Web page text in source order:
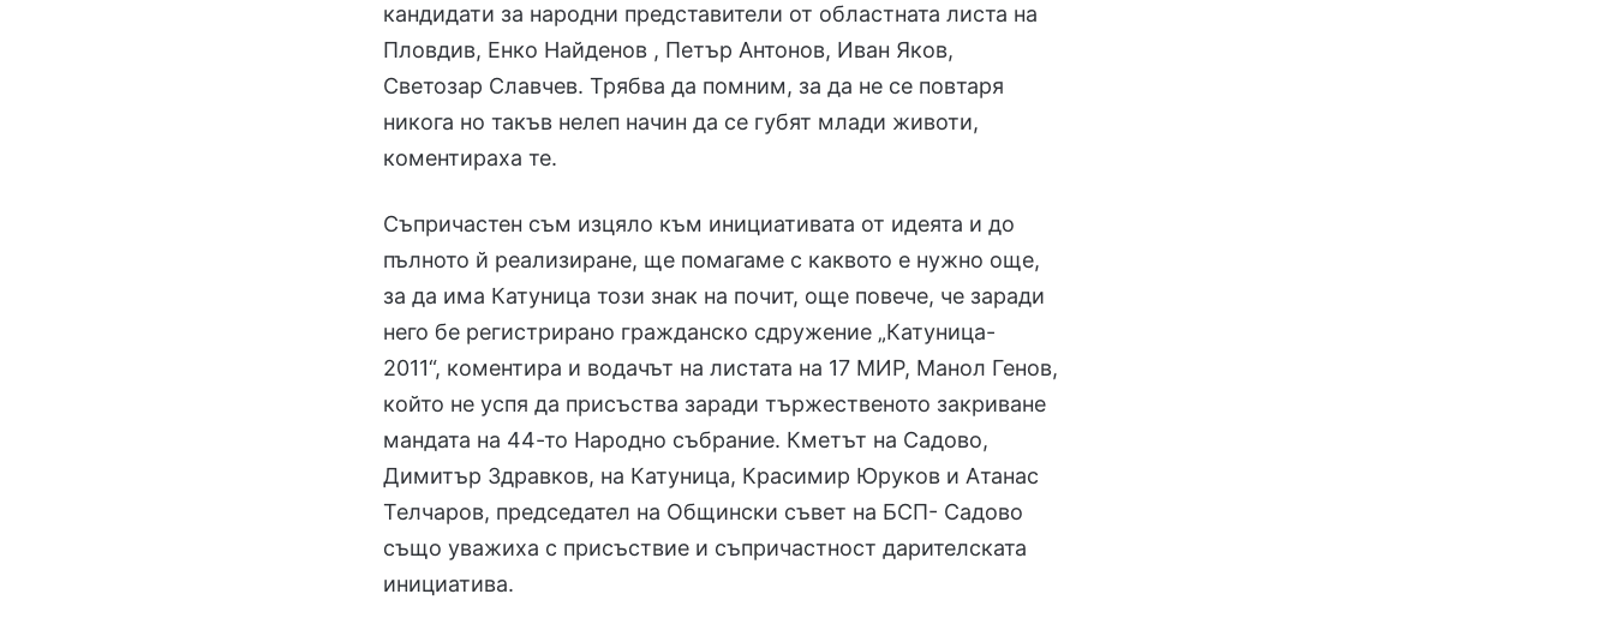
кандидати за народни представители от областната листа на
Пловдив, Енко Найденов , Петър Антонов, Иван Яков,
Светозар Славчев. Трябва да помним, за да не се повтаря
никога но такъв нелеп начин да се губят млади животи,
коментираха те.
Съпричастен съм изцяло към инициативата от идеята и до
пълното й реализиране, ще помагаме с каквото е нужно още,
за да има Катуница този знак на почит, още повече, че заради
него бе регистрирано гражданско сдружение „Катуница-
2011“, коментира и водачът на листата на 17 МИР, Манол Генов,
който не успя да присъства заради тържественото закриване
мандата на 44-то Народно събрание. Кметът на Садово,
Димитър Здравков, на Катуница, Красимир Юруков и Атанас
Телчаров, председател на Общински съвет на БСП- Садово
също уважиха с присъствие и съпричастност дарителската
инициатива.